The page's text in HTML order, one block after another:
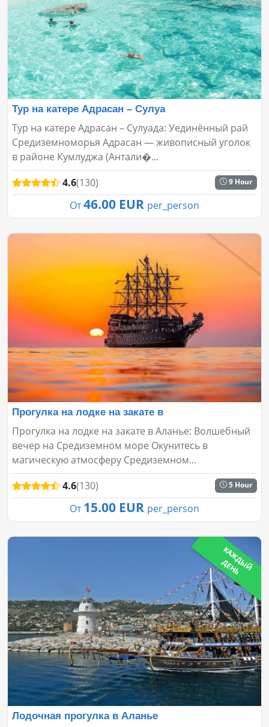
Тур на катере Адрасан – Сулуа
Тур на катере Адрасан – Сулуада: Уединённый рай
Средиземноморья Адрасан — живописный уголок
в районе Кумлуджа (Антали�...
4.6(130) 9 Hour
От46.00 EUR per_person
Прогулка на лодке на закате в
Прогулка на лодке на закате в Аланье: Волшебный
вечер на Средиземном море Окунитесь в
магическую атмосферу Средиземном...
4.6(130) 5 Hour
От 15.00 EUR per_person
К
А
Ж
Д
Ы
Й
Д
Е
Н
Ь
Лодочная прогулка в Аланье